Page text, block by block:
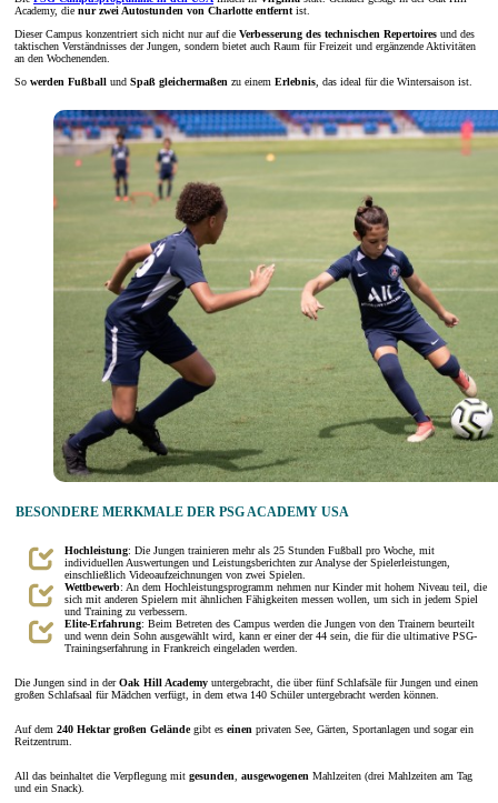
Academy, die nur zwei Autostunden von Charlotte entferntist.
Dieser Campus konzentriert sich nicht nur auf die Verbesserung des technischen Repertoires und des
taktischen Verständnisses der Jungen, sondern bietet auch Raum für Freizeit und ergänzende Aktivitäten
an den Wochenenden.
So werden Fußball und Spaß gleichermaßen zu einem Erlebnis, das ideal für die Wintersaison ist.
BESONDERE MERKMALE DER PSG ACADEMY USA
Hochleistung: Die Jungen trainieren mehr als 25 Stunden Fußball pro Woche, mit
individuellen Auswertungen und Leistungsberichten zur Analyse der Spielerleistungen,
einschließlich Videoaufzeichnungen von zwei Spielen.
Wettbewerb: An dem Hochleistungsprogramm nehmen nur Kinder mit hohem Niveau teil, die
sich mit anderen Spielern mit ähnlichen Fähigkeiten messen wollen, um sich in jedem Spiel
und Training zu verbessern.
Elite-Erfahrung: Beim Betreten des Campus werden die Jungen von den Trainern beurteilt
und wenn dein Sohn ausgewählt wird, kann er einer der 44 sein, die für die ultimative PSG-
Trainingserfahrung in Frankreich eingeladen werden.
Die Jungen sind in derOak Hill Academy untergebracht, die über fünf Schlafsäle für Jungen und einen
großen Schlafsaal für Mädchen verfügt, in dem etwa 140 Schüler untergebracht werden können.
Auf dem 240 Hektar großen Geländegibt es einen privaten See, Gärten, Sportanlagen und sogar ein
Reitzentrum.
All das beinhaltet die Verpflegung mit gesunden ausgewogenen Mahlzeiten (drei Mahlzeiten am Tag
und ein Snack).